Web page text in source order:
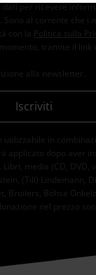
dati per ricevere
al corrente che i
con la
Politica sulla
tramite il link
alla newsletter.
Iscriviti
utilizzabile in
applicato dopo aver
media (CD, DVD,
(Till) Lindemann,
Broilers, Böhse
nel prezzo